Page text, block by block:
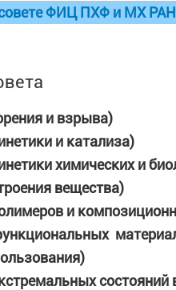
ФИЦ ПХФ и МХ РАН
и взрыва)
и катализа)
химических и
вещества)
и
состояний